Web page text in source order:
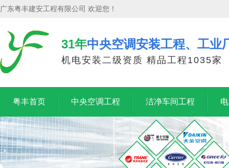
广东粤丰建安工程有限公司 欢迎您！
31年中央空调安装工程、工业
机电安装二级资质 精品工程1035家
粤丰首页 中央空调工程 洁净车间工程